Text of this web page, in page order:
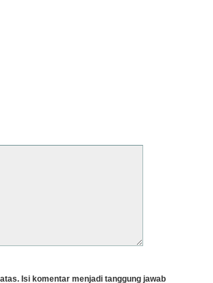
Isi komentar menjadi tanggung jawab